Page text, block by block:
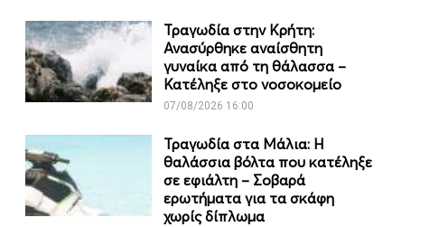
Τραγωδία στην Κρήτη:
Ανασύρθηκε αναίσθητη
γυναίκα από τη θάλασσα –
Κατέληξε στο νοσοκομείο
07/08/2026 16:00
Τραγωδία στα Μάλια: Η
θαλάσσια βόλτα που κατέληξε
σε εφιάλτη – Σοβαρά
ερωτήματα για τα σκάφη
χωρίς δίπλωμα